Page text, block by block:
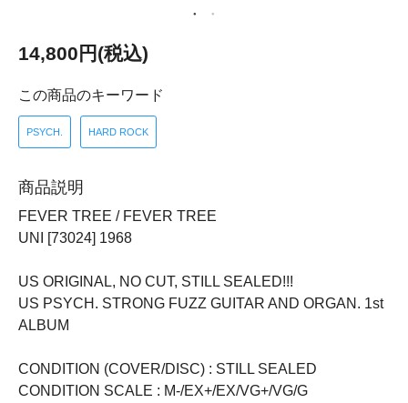
14,800円(税込)
この商品のキーワード
PSYCH. HARD ROCK
商品説明
FEVER TREE / FEVER TREE
UNI [73024] 1968
US ORIGINAL, NO CUT, STILL SEALED!!!
US PSYCH. STRONG FUZZ GUITAR AND ORGAN. 1st
ALBUM
CONDITION (COVER/DISC) : STILL SEALED
CONDITION SCALE : M-/EX+/EX/VG+/VG/G